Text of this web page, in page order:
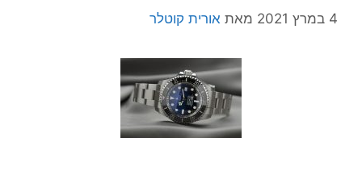
4 במרץ 2021 מאת אורית קוטלר